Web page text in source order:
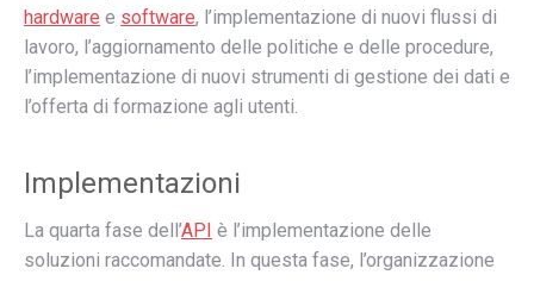
hardware e software, l’implementazione di nuovi flussi di
lavoro, l’aggiornamento delle politiche e delle procedure,
l’implementazione di nuovi strumenti di gestione dei dati e
l’offerta di formazione agli utenti.
Implementazioni
La quarta fase dell’API è l’implementazione delle
soluzioni raccomandate. In questa fase, l’organizzazione